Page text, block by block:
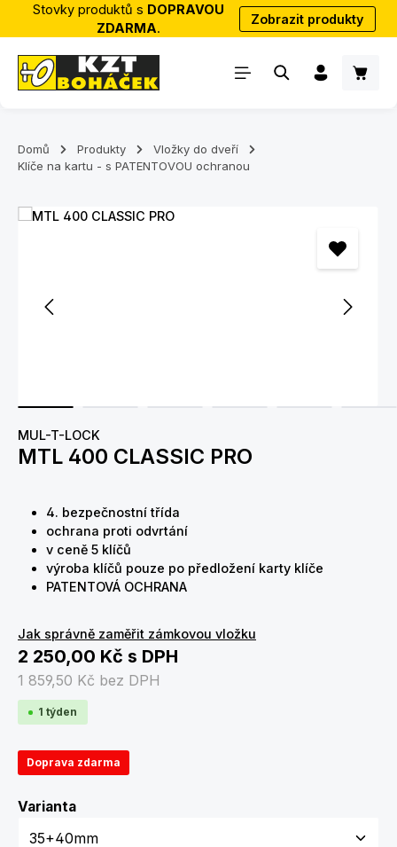
Přejít na hlavní obsah
Stovky produktů s DOPRAVOU
ZDARMA.
Zobrazit produkty
Domů Produkty
Vložky do dveří
Klíče na kartu - s PATENTOVOU ochranou
Přeskočit galerii obrázků
MUL-T-LOCK
MTL 400 CLASSIC PRO
4. bezpečnostní třída
ochrana proti odvrtání
v ceně 5 klíčů
výroba klíčů pouze po předložení karty klíče
PATENTOVÁ OCHRANA
Jak správně zaměřit zámkovou vložku
2 250,00 Kč s DPH
1 859,50 Kč bez DPH
1 týden
Doprava zdarma
VariantaZvolte variantu